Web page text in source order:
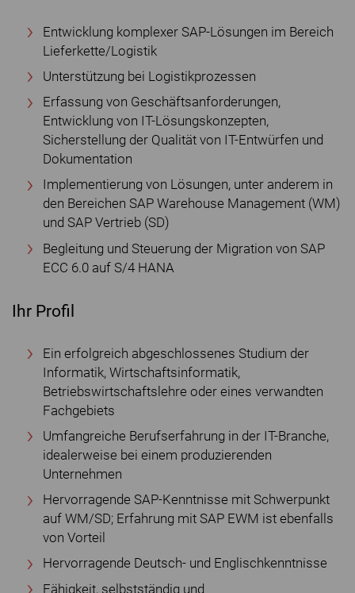
Entwicklung komplexer SAP-Lösungen im Bereich
Lieferkette/Logistik
Unterstützung bei Logistikprozessen
Erfassung von Geschäftsanforderungen,
Entwicklung von IT-Lösungskonzepten,
Sicherstellung der Qualität von IT-Entwürfen und
Dokumentation
Implementierung von Lösungen, unter anderem in
den Bereichen SAP Warehouse Management (WM)
und SAP Vertrieb (SD)
Begleitung und Steuerung der Migration von SAP
ECC 6.0 auf S/4 HANA
Ihr Profil
Ein erfolgreich abgeschlossenes Studium der
Informatik, Wirtschaftsinformatik,
Betriebswirtschaftslehre oder eines verwandten
Fachgebiets
Umfangreiche Berufserfahrung in der IT-Branche,
idealerweise bei einem produzierenden
Unternehmen
Hervorragende SAP-Kenntnisse mit Schwerpunkt
auf WM/SD; Erfahrung mit SAP EWM ist ebenfalls
von Vorteil
Hervorragende Deutsch- und Englischkenntnisse
Fähigkeit, selbstständig und